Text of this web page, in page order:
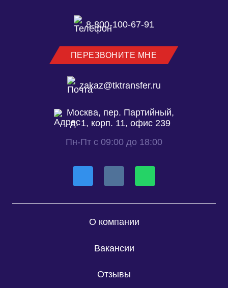
8-800-100-67-91
ПЕРЕЗВОНИТЕ МНЕ
zakaz@tktransfer.ru
Москва, пер. Партийный,
д. 1, корп. 11, офис 239
Пн-Пт с 09:00 до 18:00
О компании
Вакансии
Отзывы